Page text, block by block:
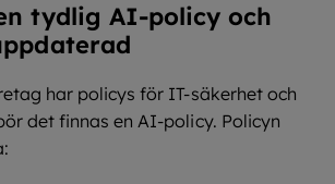
tydlig AI-policy och
har policys för IT-säkerhet och
det finnas en AI-policy. Policyn